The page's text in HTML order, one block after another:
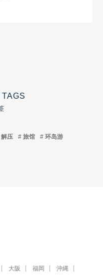
解压 旅馆 环岛游
大阪 福岡 沖縄